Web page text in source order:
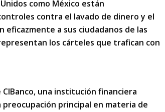
como México están
contra el lavado de dinero y el
a sus ciudadanos de las
los cárteles que trafican con
una institución financiera
principal en materia de